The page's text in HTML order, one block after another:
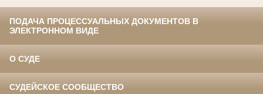
ПОДАЧА ПРОЦЕССУАЛЬНЫХ ДОКУМЕНТОВ В
ЭЛЕКТРОННОМ ВИДЕ
О СУДЕ
СУДЕЙСКОЕ СООБЩЕСТВО